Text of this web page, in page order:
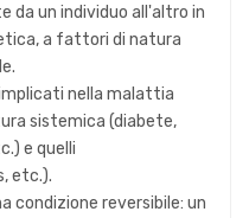
da un individuo all'altro in
a fattori di natura
nella malattia
sistemica (diabete,
e quelli
etc.).
condizione reversibile: un